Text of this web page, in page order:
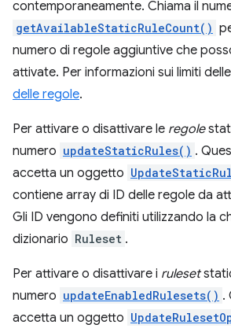
contemporaneamente. Chiama il
getAvailableStaticRuleCount()
numero di regole aggiuntive che
attivate. Per informazioni sui limiti
delle regole.
Per attivare o disattivare le regole
numero updateStaticRules() .
accetta un oggetto
contiene array di ID delle regole da
Gli ID vengono definiti utilizzando la
dizionario Ruleset .
Per attivare o disattivare i ruleset
numero updateEnabledRulesets() .
accetta un oggetto